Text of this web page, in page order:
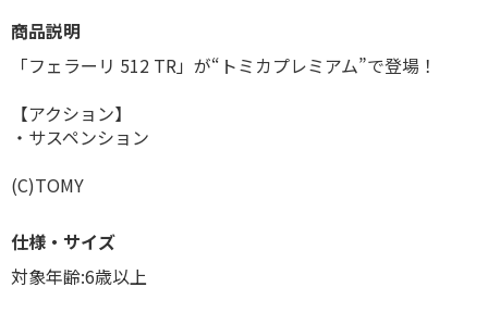
商品説明
「フェラーリ 512 TR」が“トミカプレミアム”で登場！
【アクション】
・サスペンション
(C)TOMY
仕様・サイズ
対象年齢:6歳以上